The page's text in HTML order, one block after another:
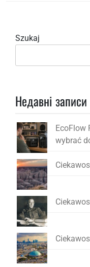
Szukaj
Недавні записи
EcoFlow
wybrać